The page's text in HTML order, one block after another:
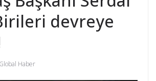
devreye
Global Haber